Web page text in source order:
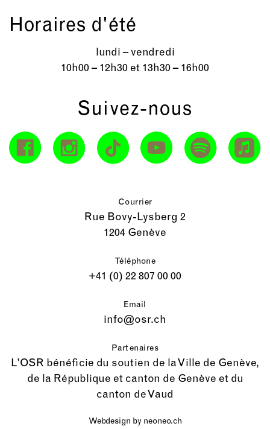
Horaires d'été
lundi – vendredi
10h00 – 12h30 et 13h30 – 16h00
Suivez-nous
Courrier
Rue Bovy-Lysberg 2
1204 Genève
Téléphone
+41 (0) 22 807 00 00
Email
info@osr.ch
Partenaires
L’OSR bénéficie du soutien de la Ville de Genève,
de la République et canton de Genève et du
canton de Vaud
Webdesign by neoneo.ch